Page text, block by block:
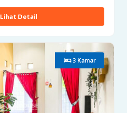
Lihat Detail
3 Kamar